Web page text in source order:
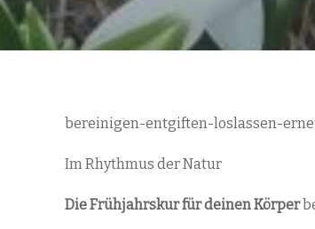
bereinigen-entgiften-loslassen-
Im Rhythmus der Natur
Die Frühjahrskur für deinen Körper